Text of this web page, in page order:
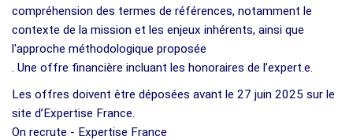
compréhension des termes de références, notamment le
contexte de la mission et les enjeux inhérents, ainsi que
l'approche méthodologique proposée
. Une offre financière incluant les honoraires de l’expert.e.
Les offres doivent être déposées avant le 27 juin 2025 sur le
site d’Expertise France.
On recrute - Expertise France